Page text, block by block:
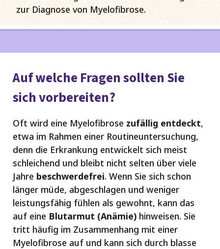
zur Diagnose von Myelofibrose.
Auf welche Fragen sollten Sie
sich vorbereiten?
Oft wird eine Myelofibrose zufällig entdeckt,
etwa im Rahmen einer Routineuntersuchung,
denn die Erkrankung entwickelt sich meist
schleichend und bleibt nicht selten über viele
Jahre beschwerdefrei. Wenn Sie sich schon
länger müde, abgeschlagen und weniger
leistungsfähig fühlen als gewohnt, kann das
auf eine Blutarmut (Anämie) hinweisen. Sie
tritt häufig im Zusammenhang mit einer
Myelofibrose auf und kann sich durch blasse